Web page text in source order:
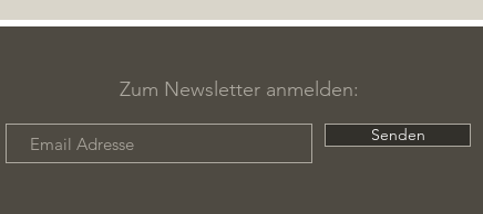
Zum Newsletter anmelden:
Senden